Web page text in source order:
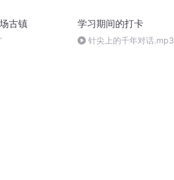
古镇 学习期间的打卡
针尖上的千年对话.mp3